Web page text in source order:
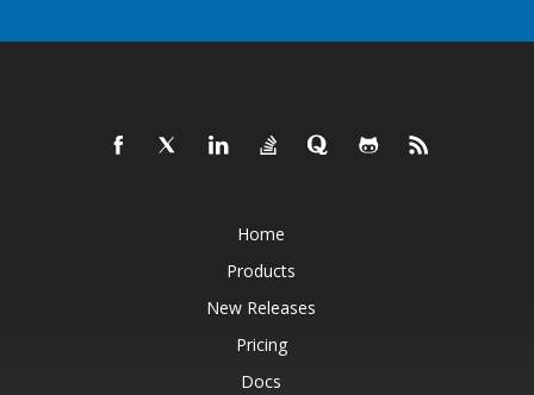
Home
Products
New Releases
Pricing
Docs